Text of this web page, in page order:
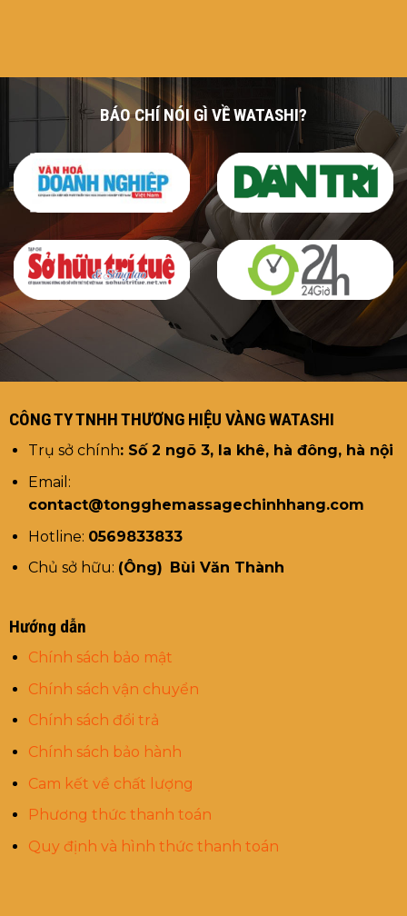
BÁO CHÍ NÓI GÌ VỀ WATASHI?
CÔNG TY TNHH THƯƠNG HIỆU VÀNG WATASHI
Trụ sở chính: Số 2 ngõ 3, la khê, hà đông, hà nội
Email:
contact@tongghemassagechinhhang.com
Hotline: 0569833833
Chủ sở hữu: (Ông) Bùi Văn Thành
Hướng dẫn
Chính sách bảo mật
Chính sách vận chuyển
Chính sách đổi trả
Chính sách bảo hành
Cam kết về chất lượng
Phương thức thanh toán
Quy định và hình thức thanh toán